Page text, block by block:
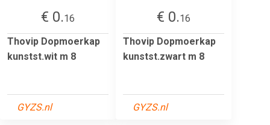
€ 0.16
Thovip Dopmoerkap
kunstst.wit m 8
GYZS.nl
€ 0.16
Thovip Dopmoerkap
kunstst.zwart m 8
GYZS.nl